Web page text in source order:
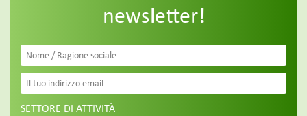
newsletter!
SETTORE DI ATTIVITÀ